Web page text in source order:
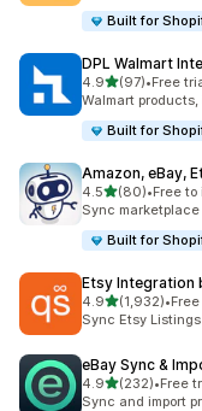
Built for
DPL Walmart
4.9별 5개 중
(97)
총 리뷰 97개
•Free
Walmart
Built for
Amazon, eBay,
4.5별 5개 중
(80)
총 리뷰 80개
•Free
Sync marketplace
Built for
Etsy Integration
4.9별 5개 중
(1,932)
총 리뷰 1932개
•
Sync Etsy
eBay Sync &
4.9별 5개 중
(232)
총 리뷰 232개
•Free
Sync and import